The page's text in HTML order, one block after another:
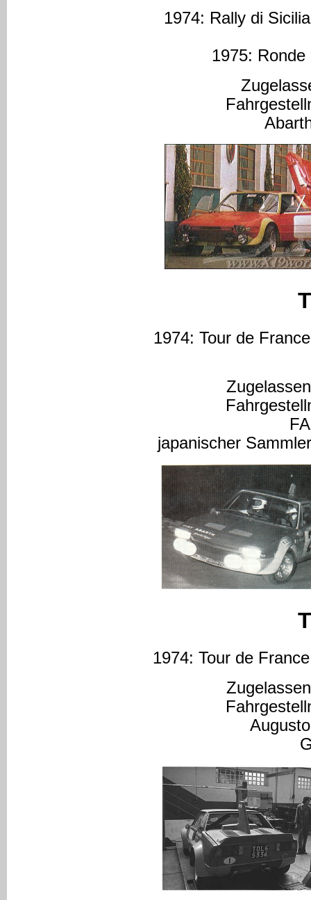
1974: Rally di
1975:
1974: Tour de
japanischer
1974: Tour de